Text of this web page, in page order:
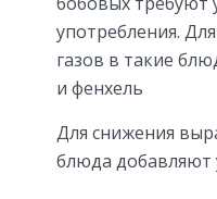
употребления.
газов в такие
и фенхель
Для снижения
блюда добавляют